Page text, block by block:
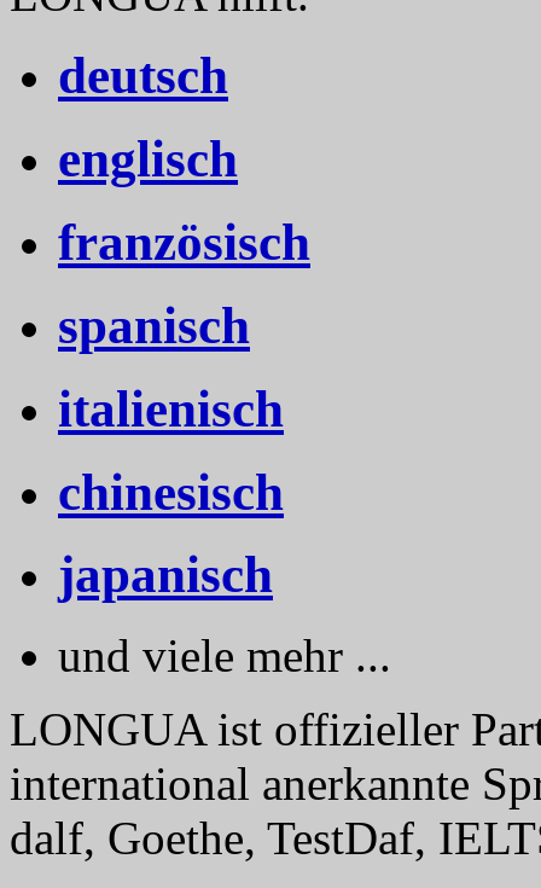
deutsch
englisch
französisch
spanisch
italienisch
chinesisch
japanisch
und viele mehr ...
LONGUA ist offizieller
international anerkannte
dalf, Goethe, TestDaf,